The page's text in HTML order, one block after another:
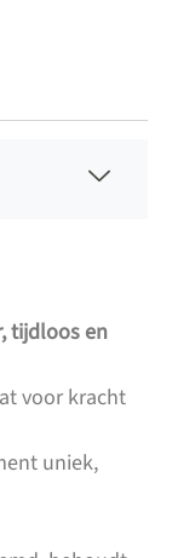
tijdloos en
voor kracht
uniek,